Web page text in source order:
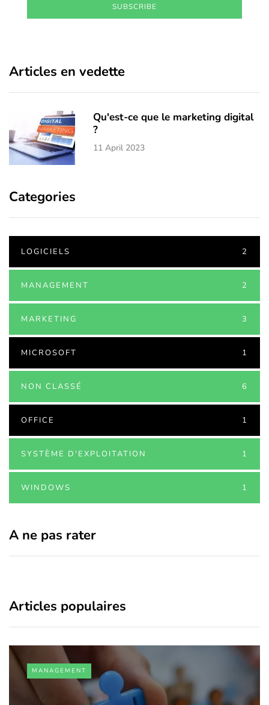
SUBSCRIBE
Articles en vedette
Qu'est-ce que le marketing digital
?
11 April 2023
Categories
LOGICIELS 2
MANAGEMENT 2
MARKETING 3
MICROSOFT 1
NON CLASSÉ 6
OFFICE 1
SYSTÈME D'EXPLOITATION 1
WINDOWS 1
A ne pas rater
Articles populaires
MANAGEMENT